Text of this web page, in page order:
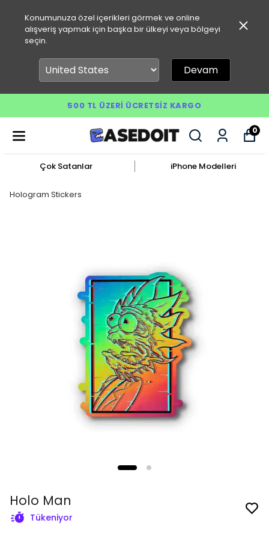
Konumunuza özel içerikleri görmek ve online
alışveriş yapmak için başka bir ülkeyi veya bölgeyi
seçin.
Devam
500 TL ÜZERI ÜCRETSIZ KARGO
0
Çok Satanlar iPhone Modelleri
Hologram Stickers
Holo Man
Tükeniyor